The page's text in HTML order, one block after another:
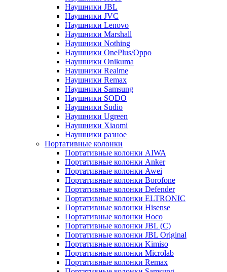
Наушники JBL
Наушники JVC
Наушники Lenovo
Наушники Marshall
Наушники Nothing
Наушники OnePlus/Oppo
Наушники Onikuma
Наушники Realme
Наушники Remax
Наушники Samsung
Наушники SODO
Наушники Sudio
Наушники Ugreen
Наушники Xiaomi
Наушники разное
Портативные колонки
Портативные колонки AIWA
Портативные колонки Anker
Портативные колонки Awei
Портативные колонки Borofone
Портативные колонки Defender
Портативные колонки ELTRONIC
Портативные колонки Hisense
Портативные колонки Hoco
Портативные колонки JBL (C)
Портативные колонки JBL Original
Портативные колонки Kimiso
Портативные колонки Microlab
Портативные колонки Remax